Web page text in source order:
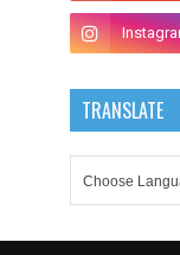
TRANSLATE